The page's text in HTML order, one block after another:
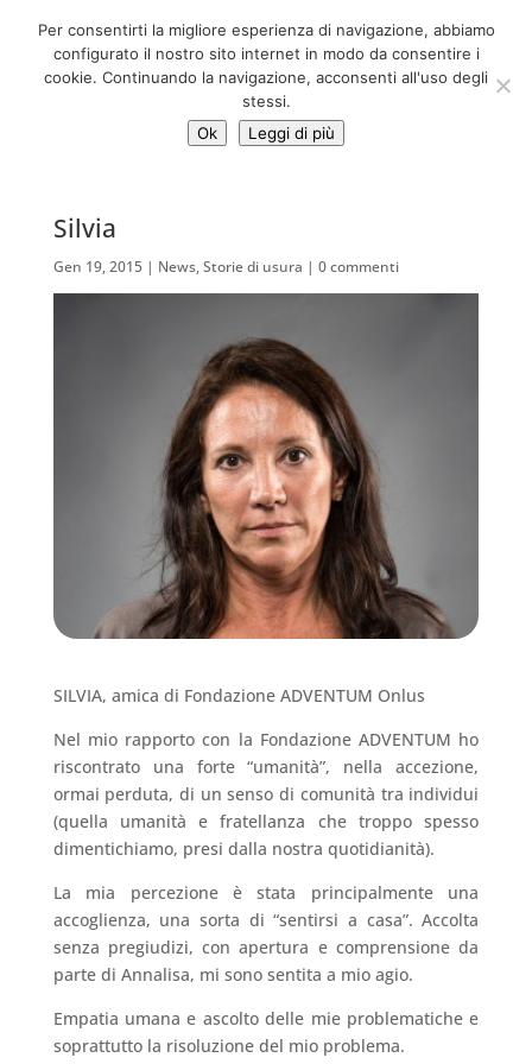
info@adventum.org
Silvia
Gen 19, 2015| News,Storie di usura | 0 commenti
SILVIA, amica di Fondazione ADVENTUM Onlus
Nel mio rapporto con la Fondazione ADVENTUM ho
riscontrato una forte “umanità”, nella accezione,
ormai perduta, di un senso di comunità tra individui
(quella umanità e fratellanza che troppo spesso
dimentichiamo, presi dalla nostra quotidianità).
La mia percezione è stata principalmente una
accoglienza, una sorta di “sentirsi a casa”. Accolta
senza pregiudizi, con apertura e comprensione da
parte di Annalisa, mi sono sentita a mio agio.
Empatia umana e ascolto delle mie problematiche e
soprattutto la risoluzione del mio problema.
Per consentirti la migliore esperienza di navigazione, abbiamo
configurato il nostro sito internet in modo da consentire i
cookie. Continuando la navigazione, acconsenti all'uso degli
stessi.
Ok
Leggi di più